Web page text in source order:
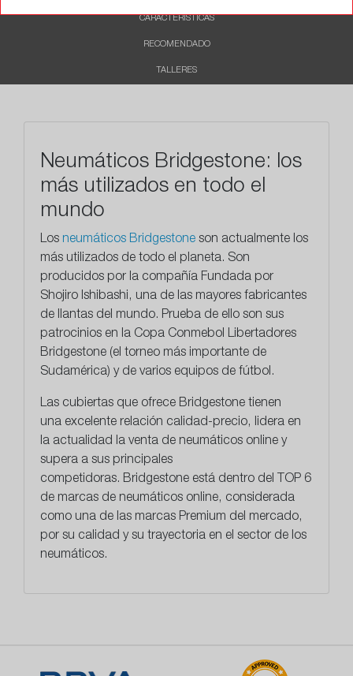
CARACTERÍSTICAS
RECOMENDADO
TALLERES
Neumáticos Bridgestone: los
más utilizados en todo el
mundo
Los neumáticos Bridgestone son actualmente los
más utilizados de todo el planeta. Son
producidos por la compañía Fundada por
Shojiro Ishibashi, una de las mayores fabricantes
de llantas del mundo. Prueba de ello son sus
patrocinios en la Copa Conmebol Libertadores
Bridgestone (el torneo más importante de
Sudamérica) y de varios equipos de fútbol.
Las cubiertas que ofrece Bridgestone tienen
una excelente relación calidad-precio, lidera en
la actualidad la venta de neumáticos online y
supera a sus principales
competidoras. Bridgestone está dentro del TOP 6
de marcas de neumáticos online, considerada
como una de las marcas Premium del mercado,
por su calidad y su trayectoria en el sector de los
neumáticos.